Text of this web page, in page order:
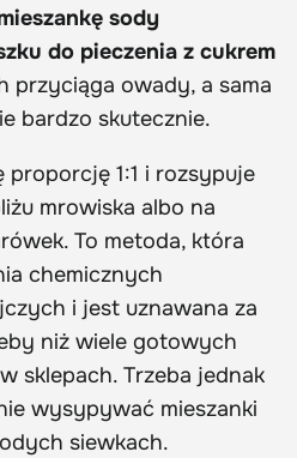
sody
do pieczenia z cukrem
przyciąga owady, a sama
bardzo skutecznie.
proporcję 1:1 i rozsypuje
mrowiska albo na
To metoda, która
chemicznych
i jest uznawana za
niż wiele gotowych
sklepach. Trzeba jednak
wysypywać mieszanki
siewkach.